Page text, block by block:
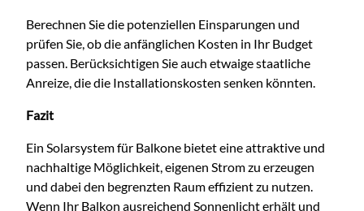
Berechnen Sie die potenziellen Einsparungen und
prüfen Sie, ob die anfänglichen Kosten in Ihr Budget
passen. Berücksichtigen Sie auch etwaige staatliche
Anreize, die die Installationskosten senken könnten.
Fazit
Ein Solarsystem für Balkone bietet eine attraktive und
nachhaltige Möglichkeit, eigenen Strom zu erzeugen
und dabei den begrenzten Raum effizient zu nutzen.
Wenn Ihr Balkon ausreichend Sonnenlicht erhält und